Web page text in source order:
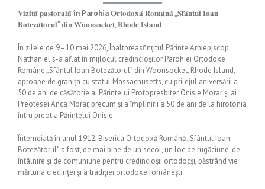
𝐕𝐢𝐳𝐢𝐭𝐚̆ 𝐩𝐚𝐬𝐭𝐨𝐫𝐚𝐥𝐚̆în Parohia𝐎𝐫𝐭𝐨𝐝𝐨𝐱𝐚̆ 𝐑𝐨𝐦𝐚̂𝐧𝐚̆ „𝐒𝐟𝐚̂𝐧𝐭𝐮𝐥 𝐈𝐨𝐚𝐧
𝐁𝐨𝐭𝐞𝐳𝐚̆𝐭𝐨𝐫𝐮𝐥” 𝐝𝐢𝐧 𝐖𝐨𝐨𝐧𝐬𝐨𝐜𝐤𝐞𝐭, 𝐑𝐡𝐨𝐝𝐞 𝐈𝐬𝐥𝐚𝐧𝐝
În zilele de 9–10 mai 2026, Înaltpreasfințitul Părinte Arhiepiscop
Nathaniel s-a aflat în mijlocul credincioșilor Parohiei Ortodoxe
Române „Sfântul Ioan Botezătorul” din Woonsocket, Rhode Island,
aproape de granița cu statul Massachusetts, cu prilejul aniversării a
50 de ani de căsătorie ai Părintelui Protopresbiter Onisie Morar și ai
Preotesei Anca Morar, precum și a împlinirii a 50 de ani de la hirotonia
întru preot a Părintelui Onisie.
Întemeiată în anul 1912, Biserica Ortodoxă Română „Sfântul Ioan
Botezătorul” a fost, de mai bine de un secol, un loc de rugăciune, de
întâlnire și de comuniune pentru credincioșii ortodocși, păstrând vie
mărturia credinței și a tradiției ortodoxe românești.